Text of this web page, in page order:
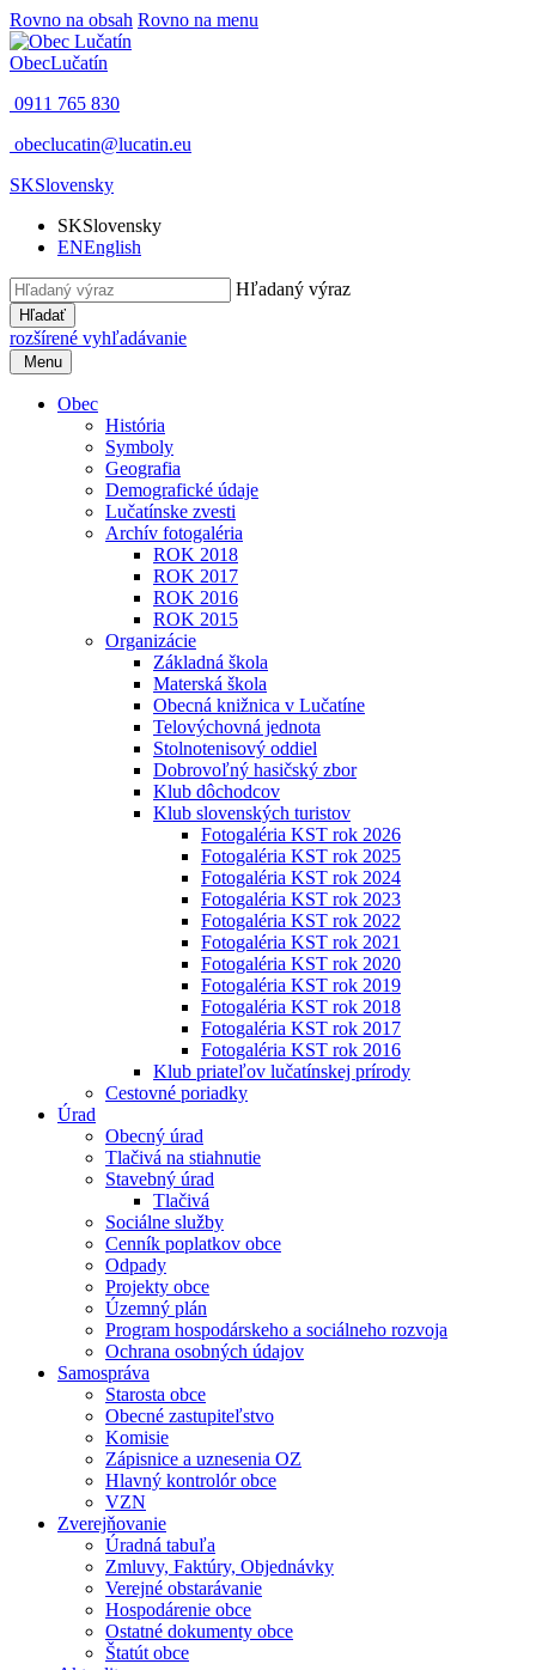
Rovno na obsah Rovno na menu
ObecLučatín
0911 765 830
obeclucatin@lucatin.eu
SKSlovensky
SKSlovensky
ENEnglish
Hľadaný výraz
Hľadať
rozšírené vyhľadávanie
Menu
Obec
História
Symboly
Geografia
Demografické údaje
Lučatínske zvesti
Archív fotogaléria
ROK 2018
ROK 2017
ROK 2016
ROK 2015
Organizácie
Základná škola
Materská škola
Obecná knižnica v Lučatíne
Telovýchovná jednota
Stolnotenisový oddiel
Dobrovoľný hasičský zbor
Klub dôchodcov
Klub slovenských turistov
Fotogaléria KST rok 2026
Fotogaléria KST rok 2025
Fotogaléria KST rok 2024
Fotogaléria KST rok 2023
Fotogaléria KST rok 2022
Fotogaléria KST rok 2021
Fotogaléria KST rok 2020
Fotogaléria KST rok 2019
Fotogaléria KST rok 2018
Fotogaléria KST rok 2017
Fotogaléria KST rok 2016
Klub priateľov lučatínskej prírody
Cestovné poriadky
Úrad
Obecný úrad
Tlačivá na stiahnutie
Stavebný úrad
Tlačivá
Sociálne služby
Cenník poplatkov obce
Odpady
Projekty obce
Územný plán
Program hospodárskeho a sociálneho rozvoja
Ochrana osobných údajov
Samospráva
Starosta obce
Obecné zastupiteľstvo
Komisie
Zápisnice a uznesenia OZ
Hlavný kontrolór obce
VZN
Zverejňovanie
Úradná tabuľa
Zmluvy, Faktúry, Objednávky
Verejné obstarávanie
Hospodárenie obce
Ostatné dokumenty obce
Štatút obce